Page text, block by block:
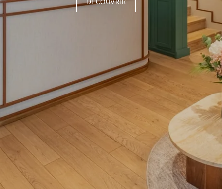
DÉCOUVRIR